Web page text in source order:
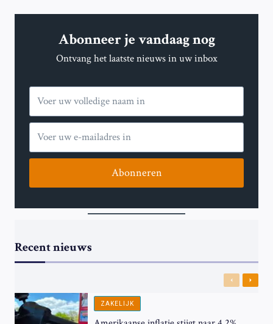
Abonneer je vandaag nog
Ontvang het laatste nieuws in uw inbox
Abonneren
Recent nieuws
Previous
Next
ZAKELIJK